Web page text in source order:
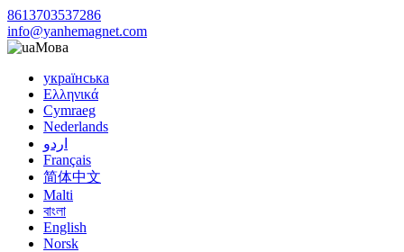
8613703537286
info@yanhemagnet.com
Мова
українська
Ελληνικά
Cymraeg
Nederlands
اردو
Français
简体中文
Malti
বাংলা
English
Norsk